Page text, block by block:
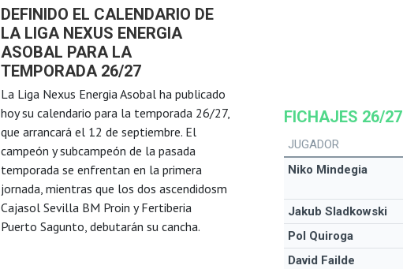
DEFINIDO EL CALENDARIO DE
LA LIGA NEXUS ENERGIA
ASOBAL PARA LA
TEMPORADA 26/27
La Liga Nexus Energia Asobal ha publicado
hoy su calendario para la temporada 26/27,
que arrancará el 12 de septiembre. El
campeón y subcampeón de la pasada
temporada se enfrentan en la primera
jornada, mientras que los dos ascendidosm
Cajasol Sevilla BM Proin y Fertiberia
Puerto Sagunto, debutarán su cancha.
FICHAJES 26/27
JUGADOR
Niko Mindegia
Jakub Sladkowski
Pol Quiroga
David Failde